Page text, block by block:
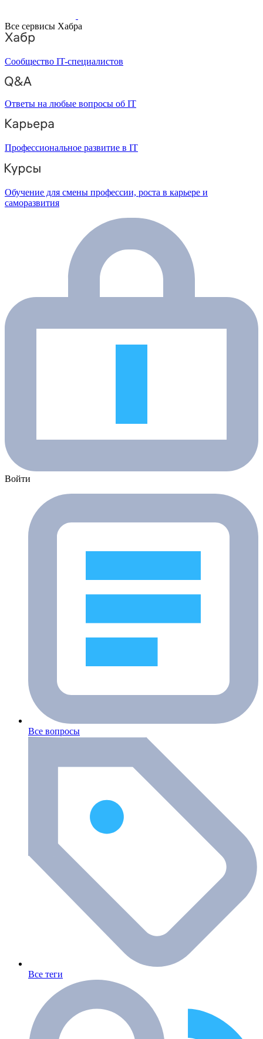
Все сервисы Хабра
Сообщество IT-специалистов
Ответы на любые вопросы об IT
Профессиональное развитие в IT
Обучение для смены профессии, роста в карьере и
саморазвития
Войти
Все вопросы
Все теги